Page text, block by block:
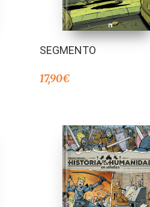
SEGMENTO
17,90€